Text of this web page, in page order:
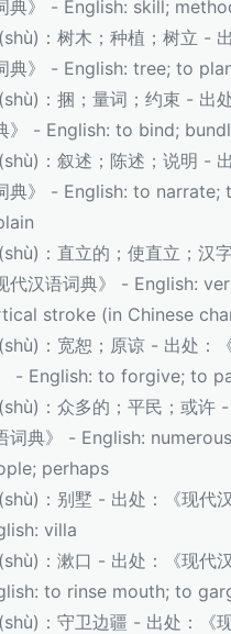
典》 - English: skill;
：树木；种植；树立 -
典》 - English: tree; to
：捆；量词；约束 - 出
》 - English: to bind;
：叙述；陈述；说明 -
典》 - English: to narrate;
：直立的；使直立；汉
代汉语词典》 - English:
stroke (in Chinese
：宽恕；原谅 - 出处：
- English: to forgive; to
：众多的；平民；或许
词典》 - English:
perhaps
：别墅 - 出处：《现代
villa
：漱口 - 出处：《现代
to rinse mouth; to
：守卫边疆 - 出处：《